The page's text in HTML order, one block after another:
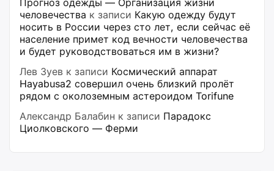
человечества к записи Какую одежду будут
носить в России через сто лет, если сейчас её
население примет код вечности человечества
и будет руководствоваться им в жизни?
Лев Зуев к записи Космический аппарат
Hayabusa2 совершил очень близкий пролёт
рядом с околоземным астероидом Torifune
Александр Балабин к записи Парадокс
Циолковского — Ферми